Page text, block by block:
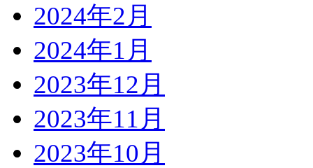
2024年2月
2024年1月
2023年12月
2023年11月
2023年10月